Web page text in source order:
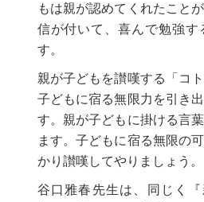
もは親が認めてくれたこと
信が付いて、喜んで勉強す
す。
親が子どもを讃嘆する「コ
子どもに宿る無限力を引き
す。親が子どもに掛ける言
ます。子どもに宿る無限の
かり讃嘆してやりましょう。
谷口雅春先生は、同じく